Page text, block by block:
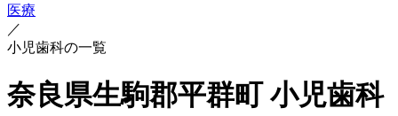
医療
／
小児歯科の一覧
奈良県生駒郡平群町 小児歯科